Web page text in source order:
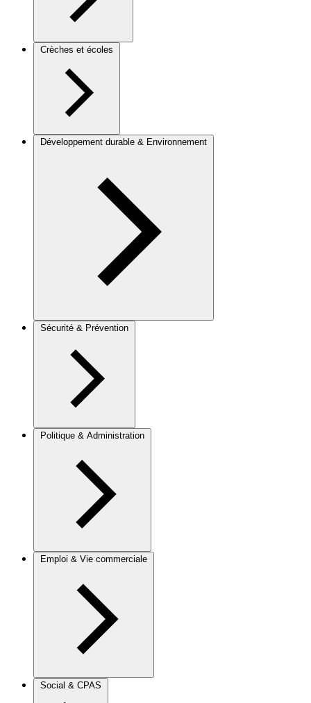
Crèches et écoles
Développement durable & Environnement
Sécurité & Prévention
Politique & Administration
Emploi & Vie commerciale
Social & CPAS